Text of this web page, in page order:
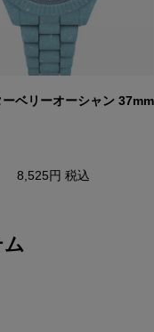
ーベリーオーシャン 37mm
8,525円 税込